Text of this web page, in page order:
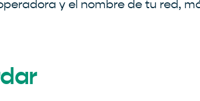
y el nombre de tu red,